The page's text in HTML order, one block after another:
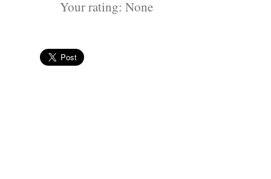
Your rating: None